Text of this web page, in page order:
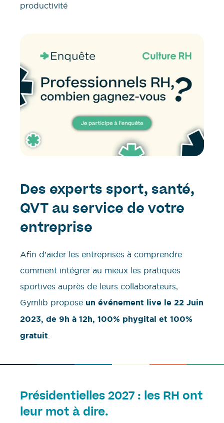
productivité
Des experts sport, santé,
QVT au service de votre
entreprise
Afin d’aider les entreprises à comprendre
comment intégrer au mieux les pratiques
sportives auprès de leurs collaborateurs,
Gymlib propose un événement live le 22 Juin
2023, de 9h à 12h, 100% phygital et 100%
gratuit.
Présidentielles 2027 : les RH ont
leur mot à dire.